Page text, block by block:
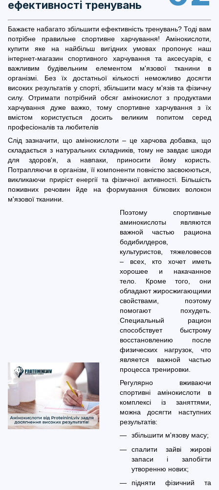
ефективності тренувань
Бажаєте набагато збільшити ефективність тренувань? Тоді вам
потрібне правильне спортивне харчування! Амінокислоти,
купити яке на найбільш вигідних умовах пропонує наш
інтернет-магазин спортивного харчування та аксесуарів, є
важливим будівельним елементом м'язової тканини в
організмі. Без їх достатньої кількості неможливо досягти
високих результатів у спорті, збільшити масу м'язів та фізичну
силу. Отримати потрібний обсяг амінокислот з продуктами
харчування дуже важко, тому спортивне харчування з їх
вмістом користується досить великим попитом серед
професіоналів та любителів
Слід зазначити, що амінокислоти – це харчова добавка, що
складається з натуральних складників, тому не завдає шкоди
для здоров'я, а навпаки, приносити йому користь.
Потрапляючи в організм, її компоненти повністю засвоюються,
викликаючи приріст енергії та фізичної активності. Більшість
поживних речовин йде на формування білкових волокон
м'язової тканини.
Поэтому спортивные
аминокислоты являются
важной частью рациона
бодибилдеров,
культуристов, тяжеловесов
– всех, кто хочет иметь
хорошее и накачанное
тело. Кроме того, они
обладают жиросжигающими
свойствами, поэтому
помогают похудеть.
Специальный рацион
способствует быстрому
восстановлению после
физических нагрузок, что
является важной частью
процесса тренировки.
Регулярно вживаючи
спортивні амінокислоти в
комплексі із заняттями,
можна досягти наступних
результатів:
збільшити м'язову масу;
спалити зайві жирові
запаси і запобігти
утворенню нових;
підняти фізичний та